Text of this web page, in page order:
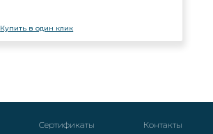
Купить в один клик
Cертификаты Контакты